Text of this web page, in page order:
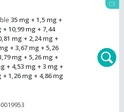
C3
35 mg + 1,5 mg +
+ 10,99 mg + 7,44
mg + 2,24 mg +
+ 3,67 mg + 5,26
mg + 5,26 mg +
+ 4,53 mg + 3 mg +
+ 1,26 mg + 4,86 mg